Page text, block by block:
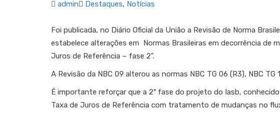
admin
Destaques, Notícias
Foi publicada, no Diário Oficial da União a Revisão de Norma
estabelece alterações em Normas Brasileiras em decorrência de
Juros de Referência – fase 2”.
A Revisão da NBC 09 alterou as normas NBC TG 06 (R3), NBC TG
É importante reforçar que a 2ª fase do projeto do Iasb,
Taxa de Juros de Referência com tratamento de mudanças no